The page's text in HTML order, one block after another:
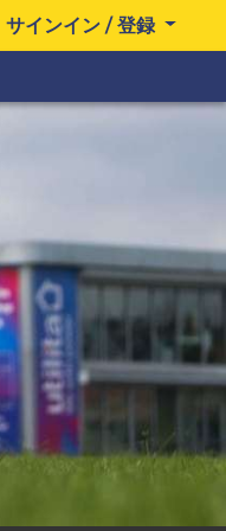
サインイン / 登録